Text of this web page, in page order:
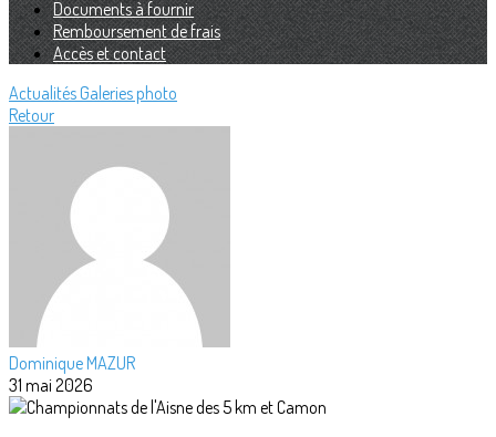
Documents à fournir
Remboursement de frais
Accès et contact
Actualités Galeries photo
Retour
Dominique MAZUR
31 mai 2026